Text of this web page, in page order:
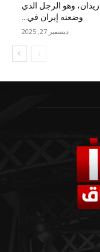
وهو الرجل الذي
وضعته إيران في...
ديسمبر 27, 2025